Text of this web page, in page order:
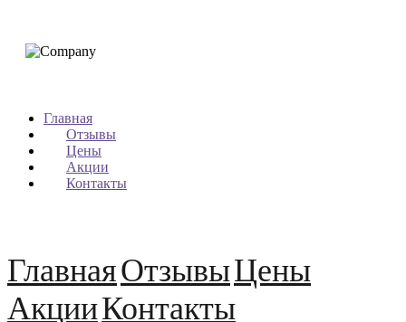
Главная
Отзывы
Цены
Акции
Контакты
ГлавнаяОтзывыЦены
АкцииКонтакты